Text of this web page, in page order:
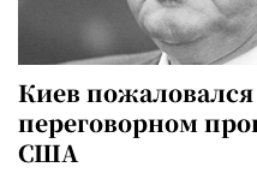
Киев пожаловался
переговорном
США